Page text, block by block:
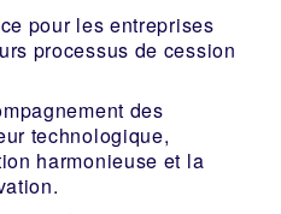
pour les entreprises
processus de cession
des
technologique,
harmonieuse et la